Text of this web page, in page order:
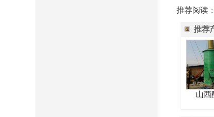
推荐阅读：
推荐
山西